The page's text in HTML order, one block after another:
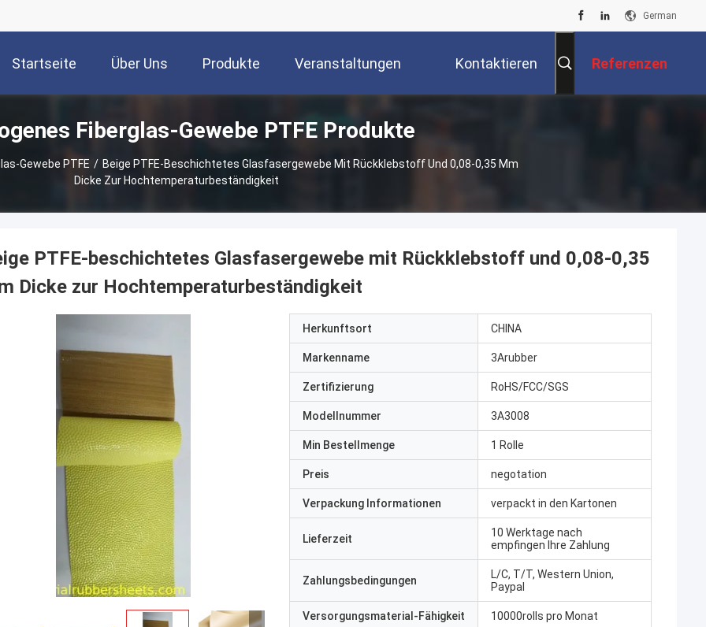
German
Startseite Über Uns Produkte Veranstaltungen Kontaktieren Referenzen
Fiberglas-Gewebe PTFE Produkte
Gewebe PTFE / Beige PTFE-Beschichtetes Glasfasergewebe Mit Rückklebstoff Und 0,08-0,35 Mm
Dicke Zur Hochtemperaturbeständigkeit
PTFE-beschichtetes Glasfasergewebe mit Rückklebstoff und 0,08-0,35
Dicke zur Hochtemperaturbeständigkeit
Herkunftsort CHINA
Markenname 3Arubber
Zertifizierung RoHS/FCC/SGS
Modellnummer 3A3008
Min Bestellmenge 1 Rolle
Preis negotation
Verpackung Informationen verpackt in den Kartonen
Lieferzeit
10 Werktage nach
empfingen Ihre Zahlung
Zahlungsbedingungen
L/C, T/T, Western Union,
Paypal
Versorgungsmaterial-Fähigkeit 10000rolls pro Monat